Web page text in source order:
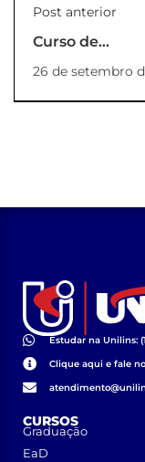
Post anterior
Curso de
Enfermagem
realiza ação de
saúde na JBS
26 de setembro
Estudar na Unilins:
Clique aqui e fale
CURSOS
Graduação
EaD